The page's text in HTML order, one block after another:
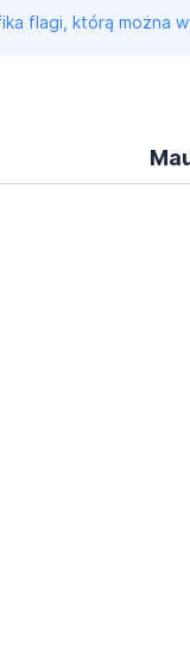
flagi, którą można